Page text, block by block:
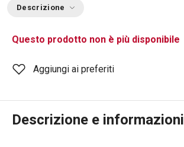
Descrizione
Questo prodotto non è più disponibile
Aggiungi ai preferiti
Descrizione e informazioni